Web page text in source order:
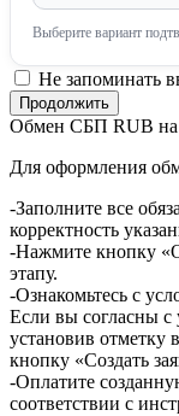
Выберите вариант
Не запоминать
Обмен СБП RUB на
Для оформления
-Заполните все
корректность
-Нажмите кнопку
этапу.
-Ознакомьтесь с
Если вы согласны с
установив отметку
кнопку «Создать
-Оплатите
соответствии с